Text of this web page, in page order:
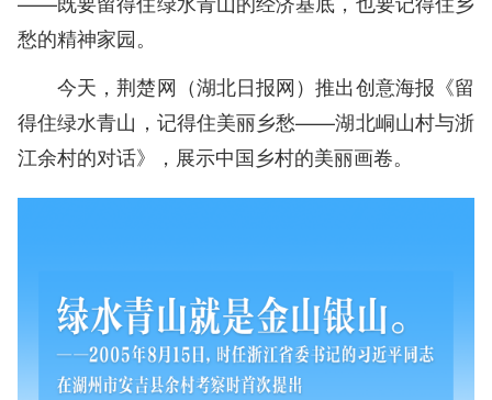
愁的精神家园。
今天，荆楚网（湖北日报网）推出创意海报《留
得住绿水青山，记得住美丽乡愁——湖北峒山村与浙
江余村的对话》，展示中国乡村的美丽画卷。